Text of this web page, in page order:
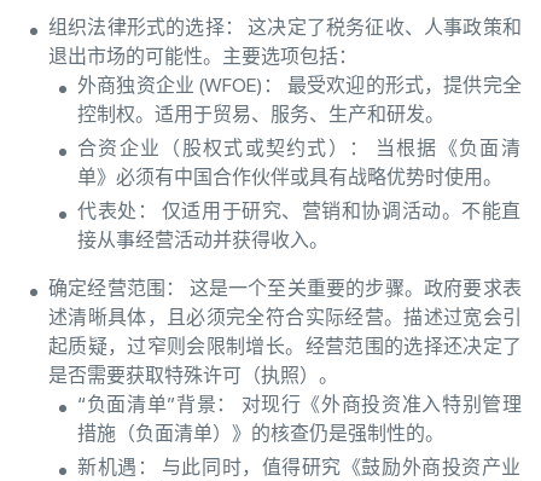
组织法律形式的选择： 这决定了税务征收、人事政策和
退出市场的可能性。主要选项包括：
外商独资企业 (WFOE)： 最受欢迎的形式，提供完全
控制权。适用于贸易、服务、生产和研发。
合资企业（股权式或契约式）： 当根据《负面清
单》必须有中国合作伙伴或具有战略优势时使用。
代表处： 仅适用于研究、营销和协调活动。不能直
接从事经营活动并获得收入。
确定经营范围： 这是一个至关重要的步骤。政府要求表
述清晰具体，且必须完全符合实际经营。描述过宽会引
起质疑，过窄则会限制增长。经营范围的选择还决定了
是否需要获取特殊许可（执照）。
“负面清单”背景： 对现行《外商投资准入特别管理
措施（负面清单）》的核查仍是强制性的。
新机遇： 与此同时，值得研究《鼓励外商投资产业